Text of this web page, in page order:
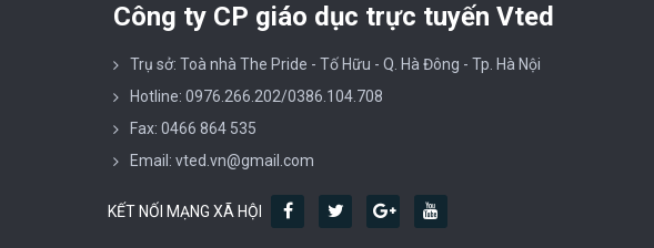
Công ty CP giáo dục trực tuyến Vted
Trụ sở: Toà nhà The Pride - Tố Hữu - Q. Hà Đông - Tp. Hà Nội
Hotline: 0976.266.202/0386.104.708
Fax: 0466 864 535
Email: vted.vn@gmail.com
KẾT NỐI MẠNG XÃ HỘI